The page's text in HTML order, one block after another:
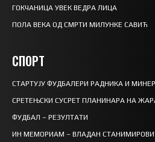
ГОКЧАНИЦА УВЕК ВЕДРА ЛИЦА
ПОЛА ВЕКА ОД СМРТИ МИЛУНКЕ САВИЋ
СПОРТ
СТАРТУЈУ ФУДБАЛЕРИ РАДНИКА И
СРЕТЕЊСКИ СУСРЕТ ПЛАНИНАРА НА
ФУДБАЛ – РЕЗУЛТАТИ
ИН МЕМОРИАМ – ВЛАДАН